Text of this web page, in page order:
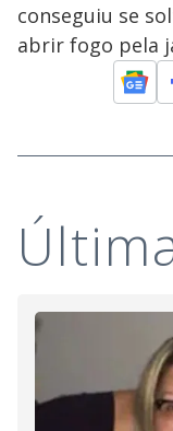
conseguiu se
abrir fogo pela